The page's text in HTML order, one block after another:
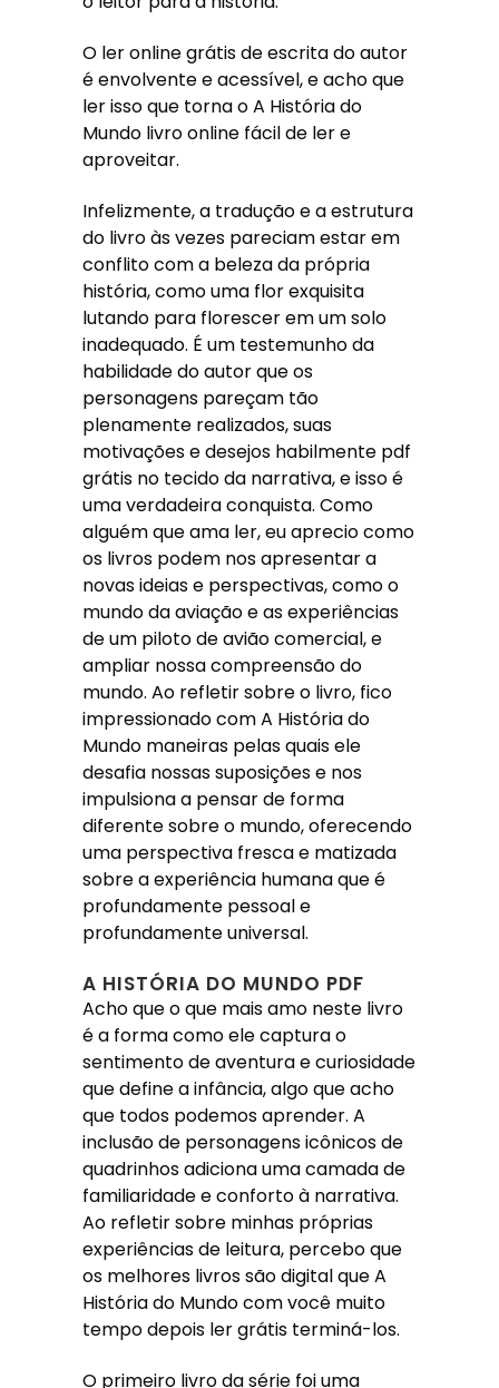
O ler online grátis de escrita do autor
é envolvente e acessível, e acho que
ler isso que torna o A História do
Mundo livro online fácil de ler e
aproveitar.
Infelizmente, a tradução e a estrutura
do livro às vezes pareciam estar em
conflito com a beleza da própria
história, como uma flor exquisita
lutando para florescer em um solo
inadequado. É um testemunho da
habilidade do autor que os
personagens pareçam tão
plenamente realizados, suas
motivações e desejos habilmente pdf
grátis no tecido da narrativa, e isso é
uma verdadeira conquista. Como
alguém que ama ler, eu aprecio como
os livros podem nos apresentar a
novas ideias e perspectivas, como o
mundo da aviação e as experiências
de um piloto de avião comercial, e
ampliar nossa compreensão do
mundo. Ao refletir sobre o livro, fico
impressionado com A História do
Mundo maneiras pelas quais ele
desafia nossas suposições e nos
impulsiona a pensar de forma
diferente sobre o mundo, oferecendo
uma perspectiva fresca e matizada
sobre a experiência humana que é
profundamente pessoal e
profundamente universal.
A HISTÓRIA DO MUNDO PDF
Acho que o que mais amo neste livro
é a forma como ele captura o
sentimento de aventura e curiosidade
que define a infância, algo que acho
que todos podemos aprender. A
inclusão de personagens icônicos de
quadrinhos adiciona uma camada de
familiaridade e conforto à narrativa.
Ao refletir sobre minhas próprias
experiências de leitura, percebo que
os melhores livros são digital que A
História do Mundo com você muito
tempo depois ler grátis terminá-los.
O primeiro livro da série foi uma